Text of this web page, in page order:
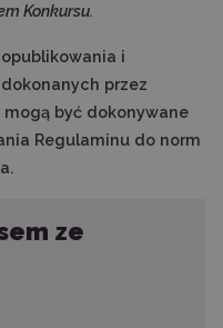
Konkursu.
i
przez
być dokonywane
Regulaminu do norm
ze